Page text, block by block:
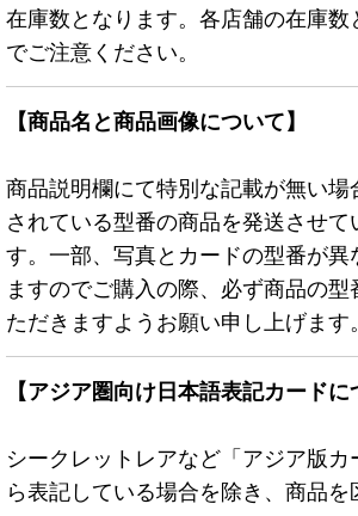
在庫数となります。各店舗の在庫数
でご注意ください。
【商品名と商品画像について】
商品説明欄にて特別な記載が無い場
されている型番の商品を発送させて
す。一部、写真とカードの型番が異
ますのでご購入の際、必ず商品の
ただきますようお願い申し上げます。
【アジア圏向け日本語表記カードに
シークレットレアなど「アジア版
ら表記している場合を除き、商品